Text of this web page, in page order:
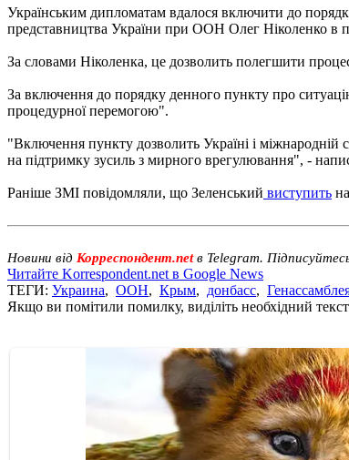
Українським дипломатам вдалося включити до
представництва України при ООН Олег Ніколенко в
За словами Ніколенка, це дозволить полегшити
За включення до порядку денного пункту про
процедурної перемогою".
"Включення пункту дозволить Україні і міжнародній
на підтримку зусиль з мирного врегулювання", -
Раніше ЗМІ повідомляли, що Зеленський виступить
Новини від Корреспондент.netв Telegram.
Читайте Korrespondent.net в Google News
ТЕГИ: Украина, ООН, Крым, донбасс,
Якщо ви помітили помилку, виділіть необхідний